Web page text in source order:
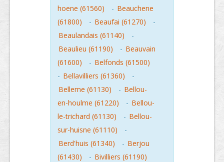
hoene (61560)
- Beauchene
(61800)
- Beaufai (61270)
-
Beaulandais (61140)
-
Beaulieu (61190)
- Beauvain
(61600)
- Belfonds (61500)
- Bellavilliers (61360)
-
Belleme (61130)
- Bellou-
en-houlme (61220)
- Bellou-
le-trichard (61130)
- Bellou-
sur-huisne (61110)
-
Berd'huis (61340)
- Berjou
(61430)
- Bivilliers (61190)